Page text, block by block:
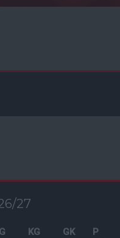
27
KG GK P